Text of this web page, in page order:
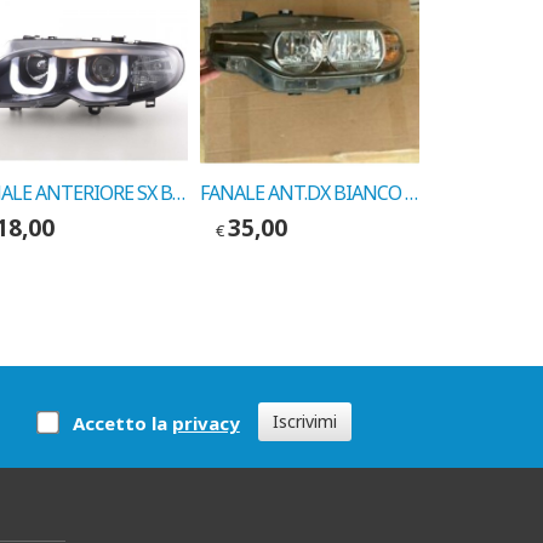
FANALE ANTERIORE SX BMW SERIE 3 E46 CORNICE BIANCA 2002-> COD.FORES L1935 FANALE ANT.DX BIANCO BMW S3 98> COD.710311329004
€35,00
Accetto la privacy Iscrivimi